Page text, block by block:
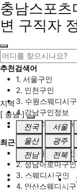
충남스포
변 구직자
추천검색어
1. 서울구인
2. 인천구인
3. 수원스웨디시
4. 강남구인정보
5. 동탄스웨디시
최근검색어
1. 일산마사지구인
2. 성남아로마구인
3. 스웨디시구인
4. 안산스웨디시
지역
[ 충남 ]
전국
서울
울산
광주
전남
전북
충남 전체